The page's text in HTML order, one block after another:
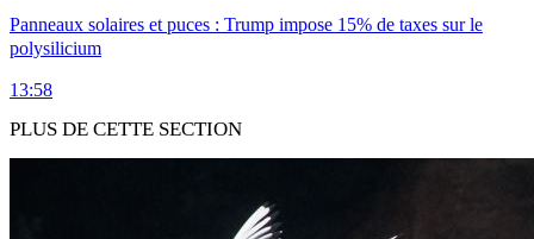
Panneaux solaires et puces : Trump impose 15% de taxes sur le
polysilicium
13:58
PLUS DE CETTE SECTION